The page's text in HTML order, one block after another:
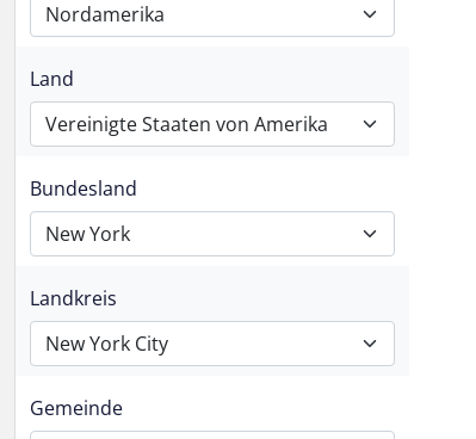
Nordamerika
Land
Vereinigte Staaten von Amerika
Bundesland
New York
Landkreis
New York City
Gemeinde